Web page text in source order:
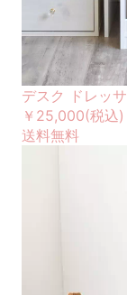
デスク ドレッ
￥25,000(税込)
送料無料